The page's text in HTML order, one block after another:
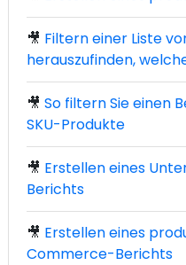
🎥 Filtern einer Liste
herauszufinden,
🎥 So filtern Sie einen
SKU-Produkte
🎥 Erstellen eines
Berichts
🎥 Erstellen eines
Commerce-Berichts